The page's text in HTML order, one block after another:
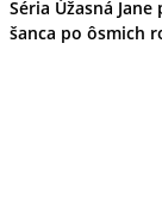
Séria Úžasná
šanca po ôsmich